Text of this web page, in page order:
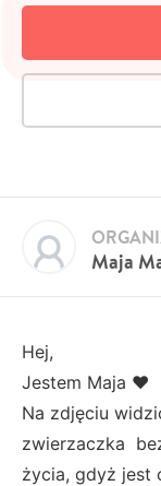
Maja
Hej,
Jestem Maja ❤️
Na zdjęciu
zwierzaczka
życia, gdyż jest